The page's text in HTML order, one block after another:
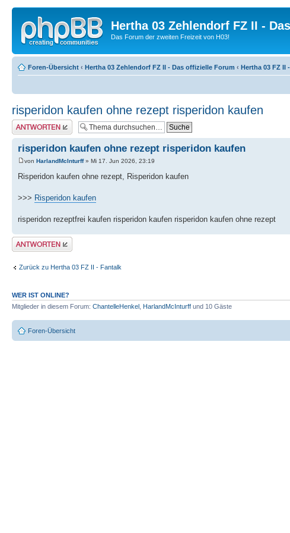
Hertha 03 Zehlendorf FZ II -
Das Forum der zweiten Freizeit von H03!
Foren-Übersicht ‹ Hertha 03 Zehlendorf FZ II - Das offizielle Forum ‹ Hertha 03 FZ II
risperidon kaufen ohne rezept risperidon kaufen
Antwort erstellen
risperidon kaufen ohne rezept risperidon kaufen
von HarlandMcInturff» Mi 17. Jun 2026, 23:19
Risperidon kaufen ohne rezept, Risperidon kaufen
>>> Risperidon kaufen
risperidon rezeptfrei kaufen risperidon kaufen risperidon kaufen ohne rezept
Antwort erstellen
Zurück zu Hertha 03 FZ II - Fantalk
WER IST ONLINE?
Mitglieder in diesem Forum: ChantelleHenkel HarlandMcInturff und 10 Gäste
Foren-Übersicht